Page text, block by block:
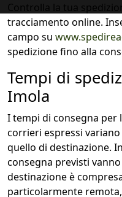
Controlla la tua
tracciamento online.
campo su
spedizione fino alla
Tempi di
Imola
I tempi di consegna per
corrieri espressi
quello di destinazione.
consegna previsti vanno
destinazione è
particolarmente